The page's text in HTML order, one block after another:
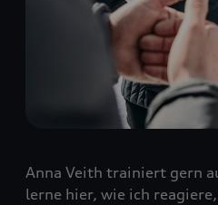
Anna Veith trainiert gern
lerne hier, wie ich